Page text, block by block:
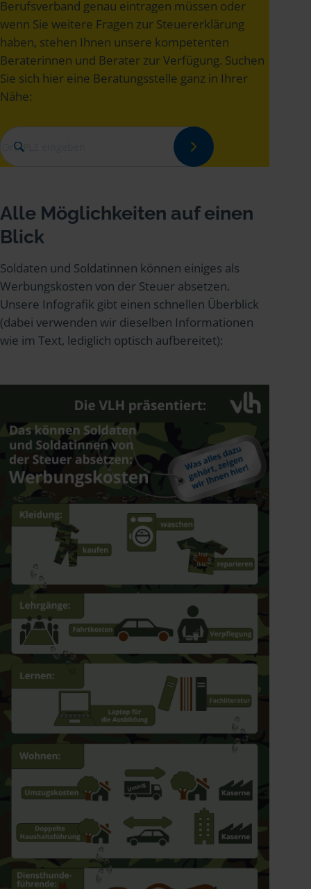
Berufsverband genau eintragen müssen oder
wenn Sie weitere Fragen zur Steuererklärung
haben, stehen Ihnen unsere kompetenten
Beraterinnen und Berater zur Verfügung. Suchen
Sie sich hier eine Beratungsstelle ganz in Ihrer
Nähe:
Alle Möglichkeiten auf einen
Blick
Soldaten und Soldatinnen können einiges als
Werbungskosten von der Steuer absetzen.
Unsere Infografik gibt einen schnellen Überblick
(dabei verwenden wir dieselben Informationen
wie im Text, lediglich optisch aufbereitet):